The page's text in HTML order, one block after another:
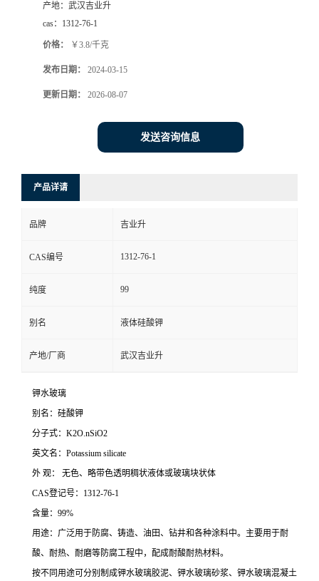
产地： 武汉吉业升
cas： 1312-76-1
价格： ￥3.8/千克
发布日期： 2024-03-15
更新日期： 2026-08-07
发送咨询信息
产品详请
品牌 吉业升
CAS编号 1312-76-1
纯度 99
别名 液体硅酸钾
产地/厂商 武汉吉业升
钾水玻璃
别名：硅酸钾
分子式：K2O.nSiO2
英文名：Potassium silicate
外 观： 无色、略带色透明稠状液体或玻璃块状体
CAS登记号：1312-76-1
含量：99%
用途：广泛用于防腐、铸造、油田、钻井和各种涂料中。主要用于耐
酸、耐热、耐磨等防腐工程中，配成耐酸耐热材料。
按不同用途可分别制成钾水玻璃胶泥、钾水玻璃砂浆、钾水玻璃混凝土